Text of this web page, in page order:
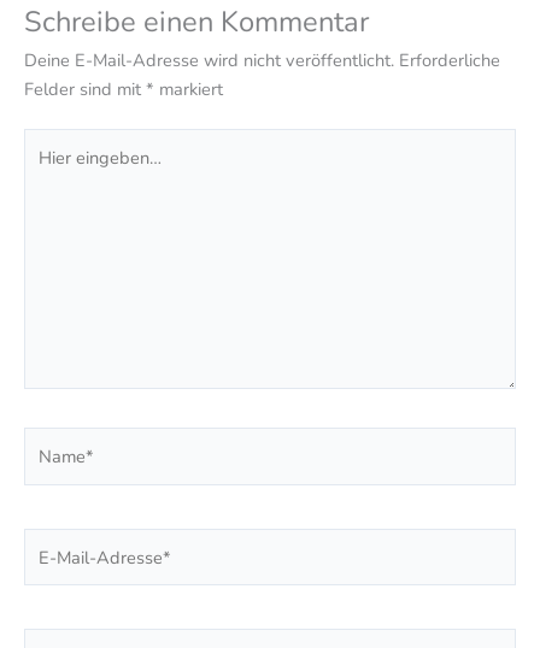
Schreibe einen Kommentar
Deine E-Mail-Adresse wird nicht veröffentlicht. Erforderliche
Felder sind mit * markiert
eingeben…
Mail-